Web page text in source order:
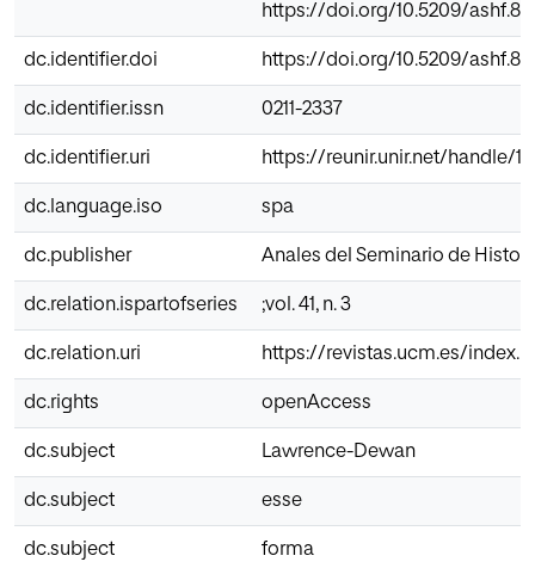
https://doi.org/10.5209/
dc.identifier.doi https://doi.org/10.5209/
dc.identifier.issn 0211-2337
dc.identifier.uri https://reunir.unir.net/handle/
dc.language.iso spa
dc.publisher Anales del Seminario de
dc.relation.ispartofseries ;vol. 41, n. 3
dc.relation.uri https://revistas.ucm.es/
dc.rights openAccess
dc.subject Lawrence-Dewan
dc.subject esse
dc.subject forma